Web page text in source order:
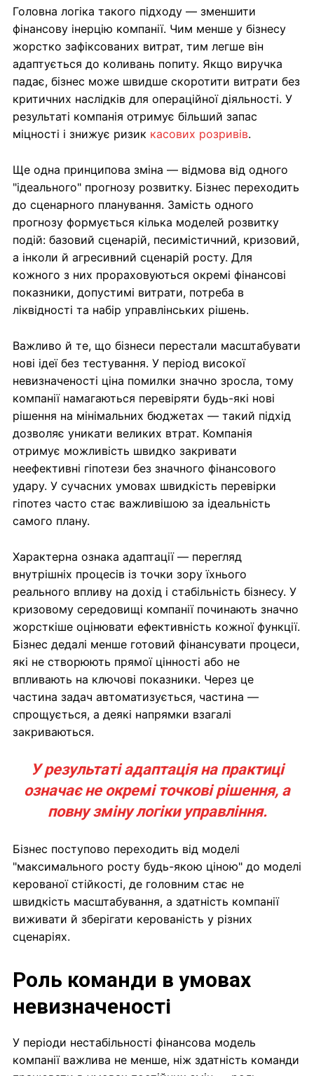
Головна логіка такого підходу — зменшити
фінансову інерцію компанії. Чим менше у бізнесу
жорстко зафіксованих витрат, тим легше він
адаптується до коливань попиту. Якщо виручка
падає, бізнес може швидше скоротити витрати без
критичних наслідків для операційної діяльності. У
результаті компанія отримує більший запас
міцності і знижує ризик касових розривів.
Ще одна принципова зміна — відмова від одного
"ідеального" прогнозу розвитку. Бізнес переходить
до сценарного планування. Замість одного
прогнозу формується кілька моделей розвитку
подій: базовий сценарій, песимістичний, кризовий,
а інколи й агресивний сценарій росту. Для
кожного з них прораховуються окремі фінансові
показники, допустимі витрати, потреба в
ліквідності та набір управлінських рішень.
Важливо й те, що бізнеси перестали масштабувати
нові ідеї без тестування. У період високої
невизначеності ціна помилки значно зросла, тому
компанії намагаються перевіряти будь-які нові
рішення на мінімальних бюджетах — такий підхід
дозволяє уникати великих втрат. Компанія
отримує можливість швидко закривати
неефективні гіпотези без значного фінансового
удару. У сучасних умовах швидкість перевірки
гіпотез часто стає важливішою за ідеальність
самого плану.
Характерна ознака адаптації — перегляд
внутрішніх процесів із точки зору їхнього
реального впливу на дохід і стабільність бізнесу. У
кризовому середовищі компанії починають значно
жорсткіше оцінювати ефективність кожної функції.
Бізнес дедалі менше готовий фінансувати процеси,
які не створюють прямої цінності або не
впливають на ключові показники. Через це
частина задач автоматизується, частина —
спрощується, а деякі напрямки взагалі
закриваються.
У результаті адаптація на практиці
означає не окремі точкові рішення, а
повну зміну логіки управління.
Бізнес поступово переходить від моделі
"максимального росту будь-якою ціною" до моделі
керованої стійкості, де головним стає не
швидкість масштабування, а здатність компанії
виживати й зберігати керованість у різних
сценаріях.
Роль команди в умовах
невизначеності
У періоди нестабільності фінансова модель
компанії важлива не менше, ніж здатність команди